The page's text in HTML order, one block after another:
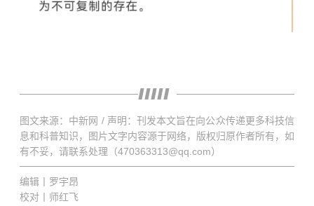
图文来源：中新网 / 声明：刊发本文旨在向公众传递更多科技信
息和科普知识，图片文字内容源于网络，版权归原作者所有，如
有不妥，请联系处理（470363313@qq.com）
编辑丨罗宇昂
校对丨师红飞